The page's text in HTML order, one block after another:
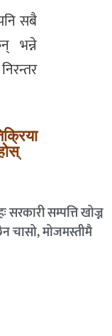
सबै
भन्ने
सम्पत्ति खोज्न
चासो, मोजमस्तीमै